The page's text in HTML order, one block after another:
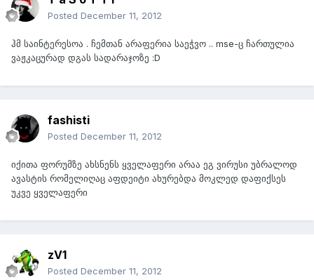
Posted December 11, 2012
ჰმ საინტერესოა . ჩემთან არაფერია საეჭვო .. mse-ც ჩართულია
ვაჟკაცურად დგას სადარაჯოზე :D
fashisti
Posted December 11, 2012
იქითა ფორუმზე ახსნენს ყველაფერი არაა ეგ ვირუსი უბრალოდ
ავასტის რომელიღაც აფდეიტი ახურებდა მოკლედ დაფიქსეს
უკვე ყველაფერი
zV1
Posted December 11, 2012